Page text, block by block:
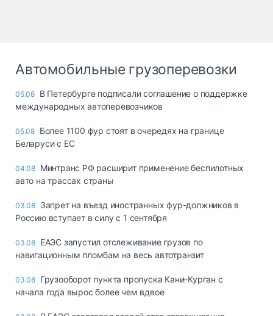
Автомобильные грузоперевозки
05.08 В Петербурге подписали соглашение о поддержке
международных автоперевозчиков
05.08 Более 1100 фур стоят в очередях на границе
Беларуси с ЕС
04.08 Минтранс РФ расширит применение беспилотных
авто на трассах страны
03.08 Запрет на въезд иностранных фур-должников в
Россию вступает в силу с 1 сентября
03.08 ЕАЭС запустил отслеживание грузов по
навигационным пломбам на весь автотранзит
03.08 Грузооборот пункта пропуска Кани-Курган с
начала года вырос более чем вдвое